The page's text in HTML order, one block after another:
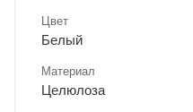
Цвет
Белый
Материал
Целюлоза